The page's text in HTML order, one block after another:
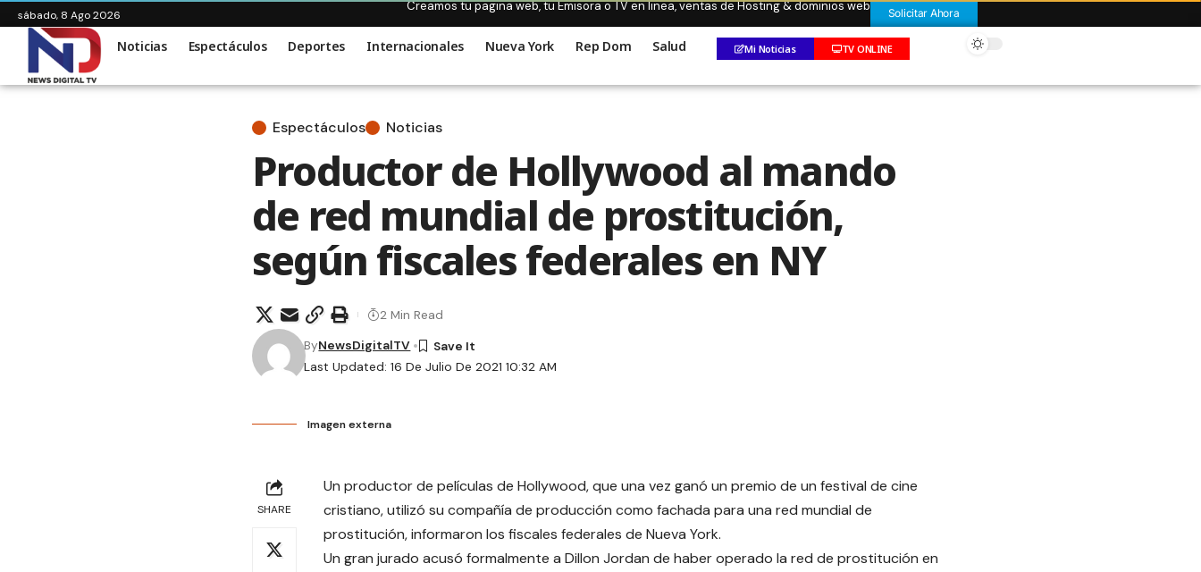
sábado, 8 Ago 2026
Creamos tu pagina web, tu Emisora o TV en linea, ventas de Hosting & dominios web Solicitar Ahora
Noticias Espectáculos Deportes Internacionales Nueva York Rep Dom Salud Mi Noticias TV ONLINE
Espectáculos Noticias
Productor de Hollywood al mando
de red mundial de prostitución,
según fiscales federales en NY
Last Updated: 16 De Julio De 2021 10:32 AM
ByNewsDigitalTV
2 Min Read
Imagen externa
SHARE
Un productor de películas de Hollywood, que una vez ganó un premio de un festival de cine
cristiano, utilizó su compañía de producción como fachada para una red mundial de
prostitución, informaron los fiscales federales de Nueva York.
Un gran jurado acusó formalmente a Dillon Jordan de haber operado la red de prostitución en